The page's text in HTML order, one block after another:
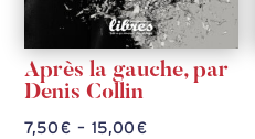
Après la gauche, par
Denis Collin
7,50€ – 15,00€Plage